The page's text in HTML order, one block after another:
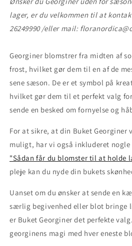
lager, er du velkommen til at
26249990 /eller mail:
Georginer blomstrer fra midten af
frost, hvilket gør dem til en af de
sene sæson. De er et symbol på
hvilket gør dem til et perfekt valg
sende en besked om fornyelse og
For at sikre, at din Buket Georginer
muligt, har vi også inkluderet
"Sådan får du blomster til at holde
pleje kan du nyde din bukets
Uanset om du ønsker at sende en
særlig begivenhed eller blot bringe
er Buket Georginer det perfekte
georginens magi med hver eneste